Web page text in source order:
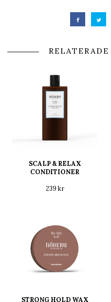
SCALP & RELAX
CONDITIONER
239 kr
STRONG HOLD WAX